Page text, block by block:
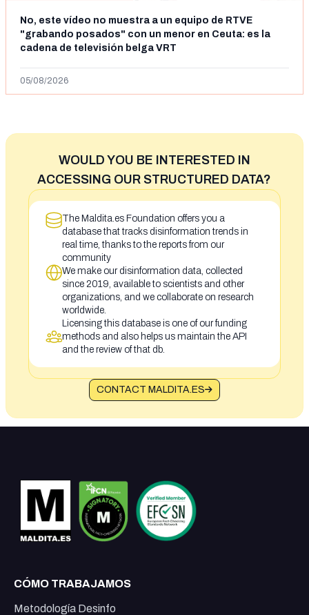
No, este vídeo no muestra a un equipo de RTVE
"grabando posados" con un menor en Ceuta: es la
cadena de televisión belga VRT
05/08/2026
WOULD YOU BE INTERESTED IN
ACCESSING OUR STRUCTURED DATA?
The Maldita.es Foundation offers you a
database that tracks disinformation trends in
real time, thanks to the reports from our
community
We make our disinformation data, collected
since 2019, available to scientists and other
organizations, and we collaborate on research
worldwide.
Licensing this database is one of our funding
methods and also helps us maintain the API
and the review of that db.
CONTACT MALDITA.ES
CÓMO TRABAJAMOS
Metodología Desinfo